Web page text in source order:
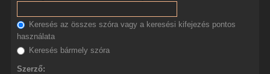
Keresés az összes szóra vagy a keresési kifejezés pontos
használata
Keresés bármely szóra
Szerző: